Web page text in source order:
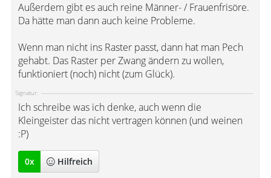
Außerdem gibt es auch reine Männer- / Frauenfrisöre.
Da hätte man dann auch keine Probleme.
Wenn man nicht ins Raster passt, dann hat man Pech
gehabt. Das Raster per Zwang ändern zu wollen,
funktioniert (noch) nicht (zum Glück).
Signatur:
Ich schreibe was ich denke, auch wenn die
Kleingeister das nicht vertragen können (und weinen
:P)
0x Hilfreich